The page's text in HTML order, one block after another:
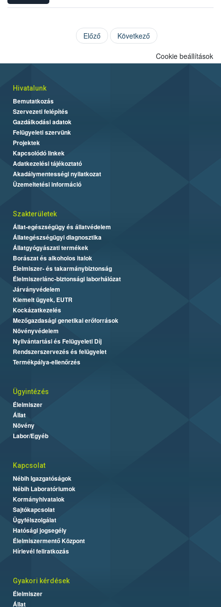
Előző Következő
Cookie beállítások
Hivatalunk
Bemutatkozás
Szervezeti felépítés
Gazdálkodási adatok
Felügyeleti szervünk
Projektek
Kapcsolódó linkek
Adatkezelési tájékoztató
Akadálymentességi nyilatkozat
Üzemeltetési információ
Szakterületek
Állat-egészségügy és állatvédelem
Állategészségügyi diagnosztika
Állatgyógyászati termékek
Borászat és alkoholos italok
Élelmiszer- és takarmánybiztonság
Élelmiszerlánc-biztonsági laborhálózat
Járványvédelem
Kiemelt ügyek, EUTR
Kockázatkezelés
Mezőgazdasági genetikai erőforrások
Növényvédelem
Nyilvántartási és Felügyeleti Díj
Rendszerszervezés és felügyelet
Termékpálya-ellenőrzés
Ügyintézés
Élelmiszer
Állat
Növény
Labor/Egyéb
Kapcsolat
Nébih Igazgatóságok
Nébih Laboratóriumok
Kormányhivatalok
Sajtókapcsolat
Ügyfélszolgálat
Hatósági jogsegély
Élelmiszermentő Központ
Hírlevél feliratkozás
Gyakori kérdések
Élelmiszer
Állat